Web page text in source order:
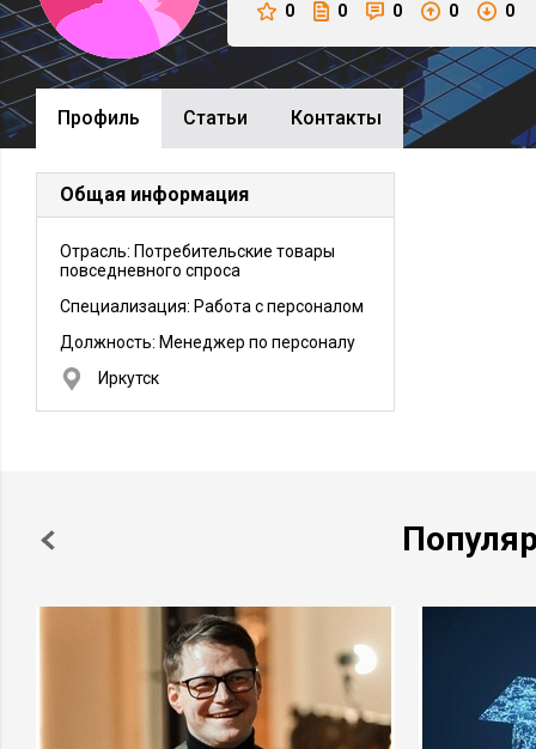
0 0 0 0 0
Профиль Cтатьи Контакты
Общая информация
Отрасль: Потребительские товары
повседневного спроса
Специализация: Работа с персоналом
Должность: Менеджер по персоналу
Иркутск